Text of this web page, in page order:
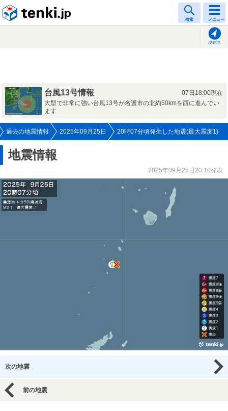
検索 メニュー
現在地
台風13号情報
07日18:00現在
大型で非常に強い台風13号が名護市の北約50kmを西に進んでい
ます
過去の地震情報 2025年09月25日 20時07分頃発生した地震(最大震度1)
地震情報
2025年09月25日20:10発表
次の地震
前の地震